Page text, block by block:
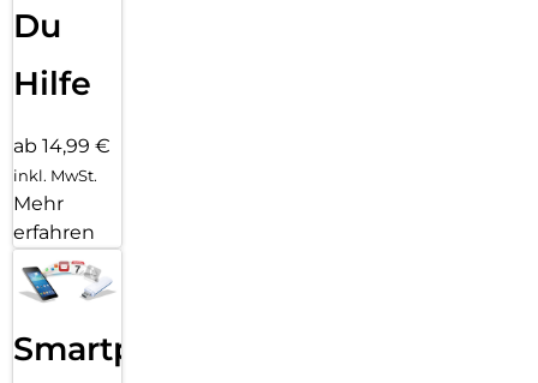
Du
Hilfe
ab 14,99 €
inkl. MwSt.
Mehr
erfahren
Smartphone